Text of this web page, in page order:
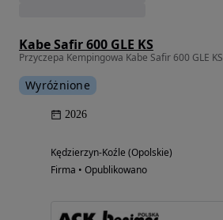
Kabe Safir 600 GLE KS
Przyczepa Kempingowa Kabe Safir 600 GLE KS
Wyróżnione
2026
Kędzierzyn-Koźle (Opolskie)
Firma • Opublikowano